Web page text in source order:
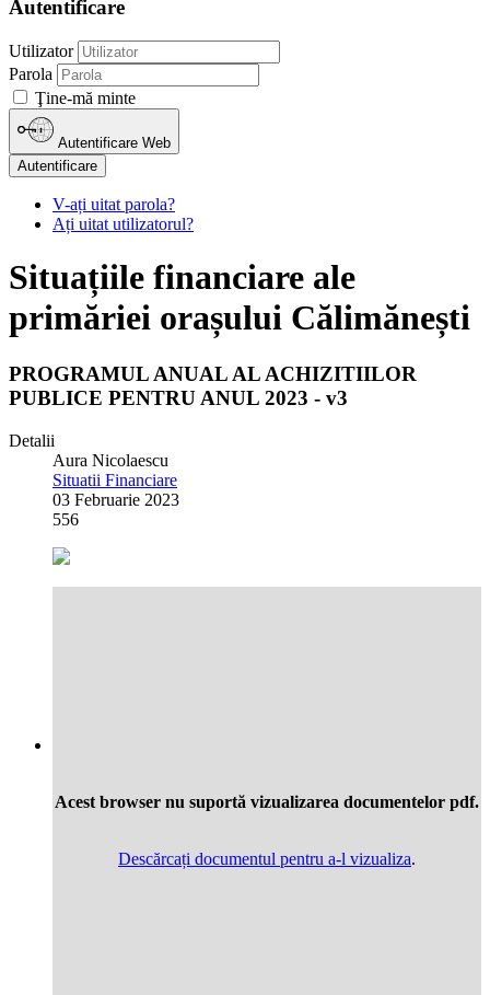
Autentificare
Utilizator
Parola
Ţine-mă minte
Autentificare Web
Autentificare
V-ați uitat parola?
Ați uitat utilizatorul?
Situațiile financiare ale
primăriei orașului Călimănești
PROGRAMUL ANUAL AL ACHIZITIILOR
PUBLICE PENTRU ANUL 2023 - v3
Detalii
Aura Nicolaescu
Situatii Financiare
03 Februarie 2023
556
Acest browser nu suportă vizualizarea documentelor pdf.
Descărcați documentul pentru a-l vizualiza.